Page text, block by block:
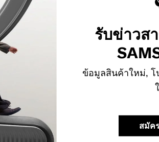
รับข่าวส
ข้อมูลสินค้าใหม่,
สมัค
ผลิตภัณฑ์
สนับสนุน/คำถามที่พบ
บริษัทของเรา